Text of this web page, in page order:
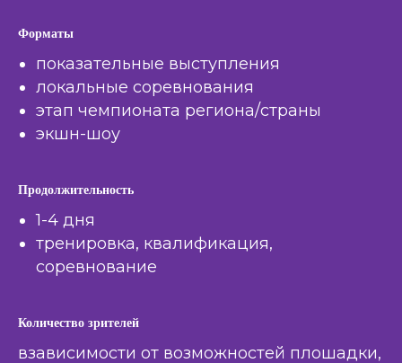
Форматы
показательные выступления
локальные соревнования
этап чемпионата региона/страны
экшн-шоу
Продолжительность
1-4 дня
тренировка, квалификация,
соревнование
Количество зрителей
взависимости от возможностей плошадки,